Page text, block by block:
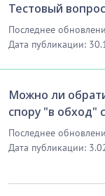
Тестовый вопрос
Последнее
Дата публикации:
Можно ли
спору "в обход"
Последнее
Дата публикации: